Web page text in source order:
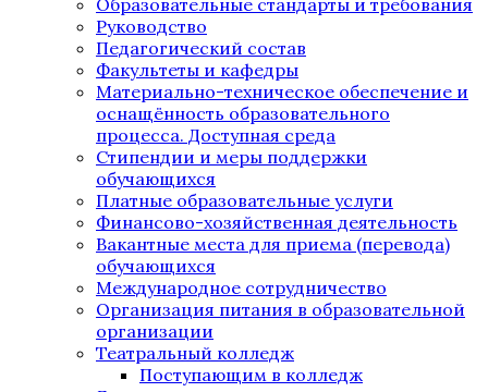
Образовательные стандарты и требования
Руководство
Педагогический состав
Факультеты и кафедры
Материально-техническое обеспечение и
оснащённость образовательного
процесса. Доступная среда
Стипендии и меры поддержки
обучающихся
Платные образовательные услуги
Финансово-хозяйственная деятельность
Вакантные места для приема (перевода)
обучающихся
Международное сотрудничество
Организация питания в образовательной
организации
Театральный колледж
Поступающим в колледж